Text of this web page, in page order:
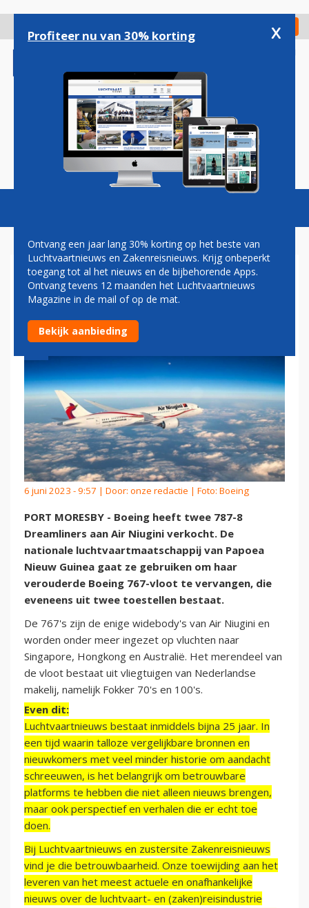
gaan
Check in
Magazine Podcasts Vacatures
BOEING SLIJT 787'S AAN AIR
NIUGINI
6 juni 2023 - 9:57 | Door: onze redactie | Foto: Boeing
PORT MORESBY - Boeing heeft twee 787-8
Dreamliners aan Air Niugini verkocht. De
nationale luchtvaartmaatschappij van Papoea
Nieuw Guinea gaat ze gebruiken om haar
verouderde Boeing 767-vloot te vervangen, die
eveneens uit twee toestellen bestaat.
De 767's zijn de enige widebody's van Air Niugini en
worden onder meer ingezet op vluchten naar
Singapore, Hongkong en Australië. Het merendeel van
de vloot bestaat uit vliegtuigen van Nederlandse
makelij, namelijk Fokker 70's en 100's.
Even dit:
Luchtvaartnieuws bestaat inmiddels bijna 25 jaar. In
een tijd waarin talloze vergelijkbare bronnen en
nieuwkomers met veel minder historie om aandacht
schreeuwen, is het belangrijk om betrouwbare
platforms te hebben die niet alleen nieuws brengen,
maar ook perspectief en verhalen die er echt toe
doen.
Bij Luchtvaartnieuws en zustersite Zakenreisnieuws
vind je die betrouwbaarheid. Onze toewijding aan het
leveren van het meest actuele en onafhankelijke
nieuws over de luchtvaart- en (zaken)reisindustrie
Profiteer nu van 30% korting x
Ontvang een jaar lang 30% korting op het beste van
Luchtvaartnieuws en Zakenreisnieuws. Krijg onbeperkt
toegang tot al het nieuws en de bijbehorende Apps.
Ontvang tevens 12 maanden het Luchtvaartnieuws
Magazine in de mail of op de mat.
Bekijk aanbieding